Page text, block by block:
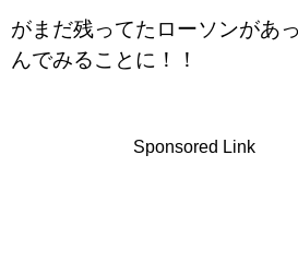
がまだ残ってたローソンがあ
んでみることに！！
Sponsored Link